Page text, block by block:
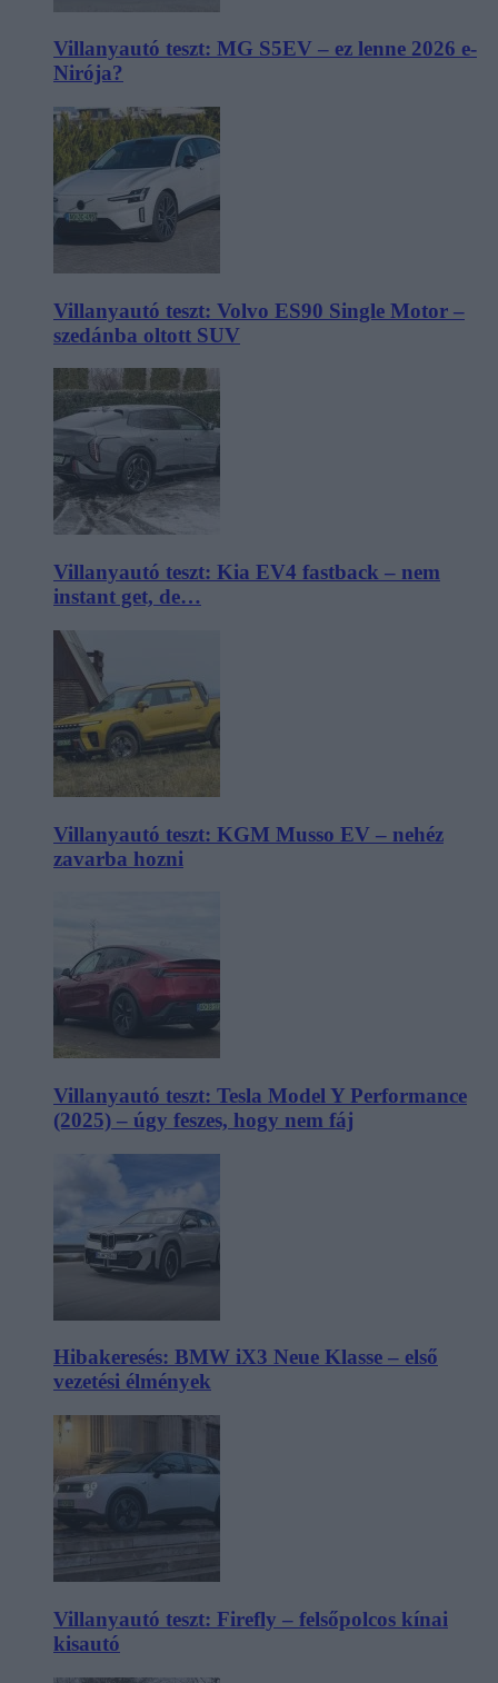
Villanyautó teszt: MG S5EV – ez lenne 2026 e-
Nirója?
Villanyautó teszt: Volvo ES90 Single Motor –
szedánba oltott SUV
Villanyautó teszt: Kia EV4 fastback – nem
instant get, de…
Villanyautó teszt: KGM Musso EV – nehéz
zavarba hozni
Villanyautó teszt: Tesla Model Y Performance
(2025) – úgy feszes, hogy nem fáj
Hibakeresés: BMW iX3 Neue Klasse – első
vezetési élmények
Villanyautó teszt: Firefly – felsőpolcos kínai
kisautó